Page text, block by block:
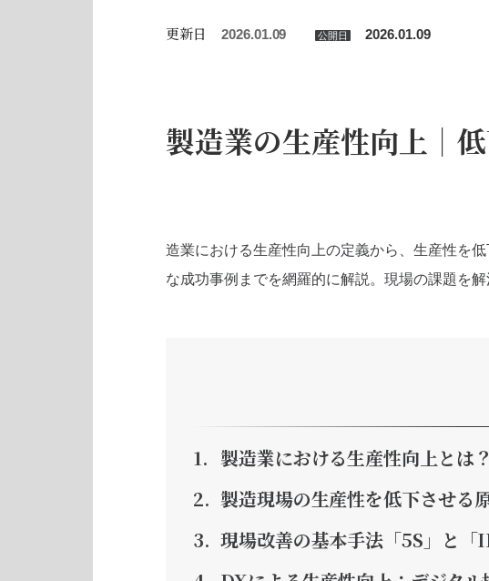
更新日 2026.01.09 公開日 2026.01.09
製造業の生産性向上｜
造業における生産性向上の定義から、生産性を
な成功事例までを網羅的に解説。現場の課題を
製造業における生産性向上とは？
製造現場の生産性を低下させる
現場改善の基本手法「5S」と「